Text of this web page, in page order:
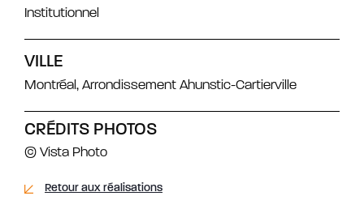
Institutionnel
VILLE
Montréal, Arrondissement Ahunstic-Cartierville
CRÉDITS PHOTOS
© Vista Photo
Retour aux réalisations